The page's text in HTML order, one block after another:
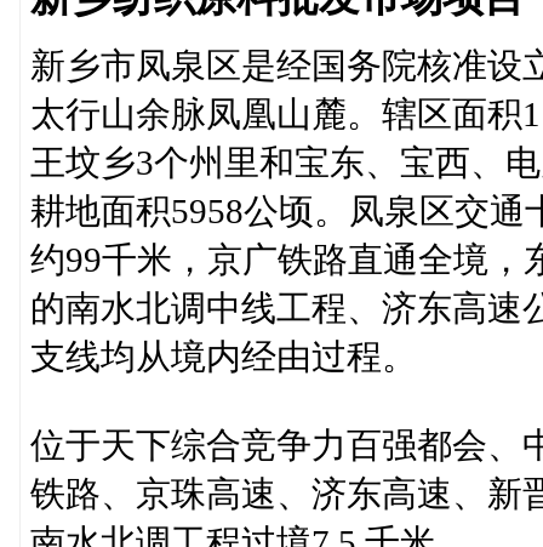
新乡市凤泉区是经国务院核准设
太行山余脉凤凰山麓。辖区面积
王坟乡3个州里和宝东、宝西、
耕地面积5958公顷。凤泉区交
约99千米，京广铁路直通全境，
的南水北调中线工程、济东高速
支线均从境内经由过程。
位于天下综合竞争力百强都会
铁路、京珠高速、济东高速、新